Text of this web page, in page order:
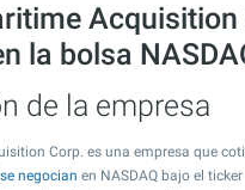
Acquisition
la bolsa
de la empresa
Corp. es una empresa que
negocian en NASDAQ bajo el